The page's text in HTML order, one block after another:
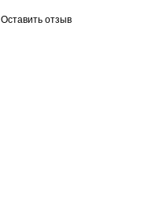
Оставить отзыв